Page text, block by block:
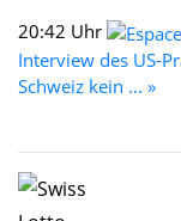
20:42 Uhr
Interview des US-
Schweiz kein ... »